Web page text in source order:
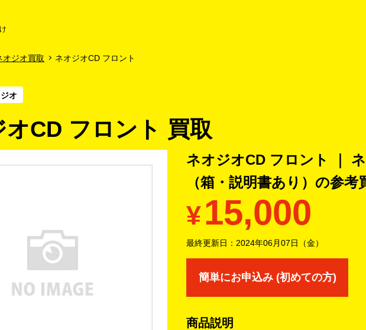
オジオ買取 ネオジオCD フロント
オ
オCD フロント 買取
ネオジオCD フロント ｜
（箱・説明書あり）の参考
¥15,000
最終更新日： 2024年06月07日（金）
簡単にお申込み (初めての方)
商品説明